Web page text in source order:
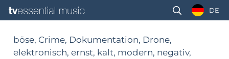
DE
böse, Crime, Dokumentation, Drone,
elektronisch, ernst, kalt, modern, negativ,